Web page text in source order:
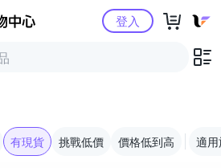
Yahoo購物中心登入
有現貨 挑戰低價 價格低到高 適